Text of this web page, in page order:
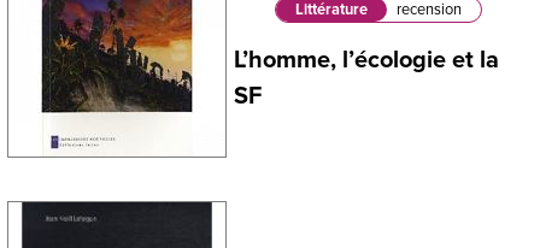
Littérature recension
L’homme, l’écologie et la
SF